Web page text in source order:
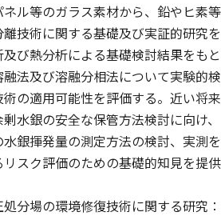
ル等のガラス素材から、鉛やヒ素等
技術に関する基礎及び実証的研究を
び熱分析による基礎検討結果をもと
法及び溶融分相法について実験的検
の適用可能性を評価する。近い将来
水銀の安全な保管方法検討に向け、
銀揮発量の測定方法の検討、実測を
スク評価のための基礎的知見を提供
処分場の環境修復技術に関する研究：